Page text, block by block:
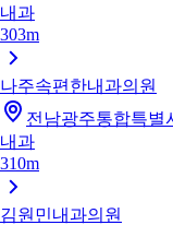
내과
303m
나주속편한내과의원
전남광주통합특별
내과
310m
김원민내과의원